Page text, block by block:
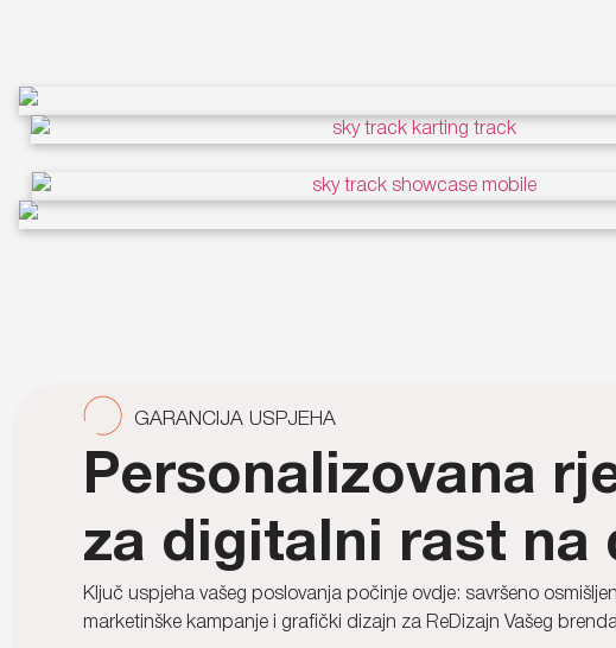
GARANCIJA USPJEHA
Personalizovana
za digitalni rast na
Ključ uspjeha vašeg poslovanja počinje ovdje: savršeno
marketinške kampanje i grafički dizajn za ReDizajn Vašeg